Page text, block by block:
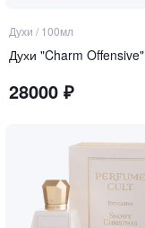
Духи / 100мл
Духи "Charm Offensive"
28000 ₽